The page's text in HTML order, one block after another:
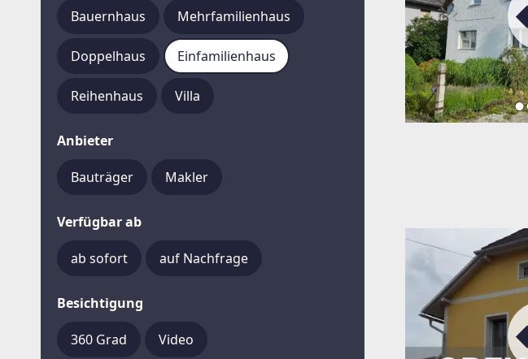
Bauernhaus Mehrfamilienhaus
Doppelhaus Einfamilienhaus
Reihenhaus Villa
Anbieter
Bauträger Makler
Verfügbar ab
ab sofort auf Nachfrage
Besichtigung
360 Grad Video